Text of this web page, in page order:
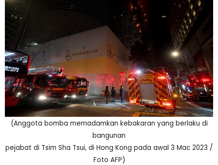
(Anggota bomba memadamkan kebakaran yang berlaku di
bangunan
pejabat di Tsim Sha Tsui, di Hong Kong pada awal 3 Mac 2023 /
Foto AFP)